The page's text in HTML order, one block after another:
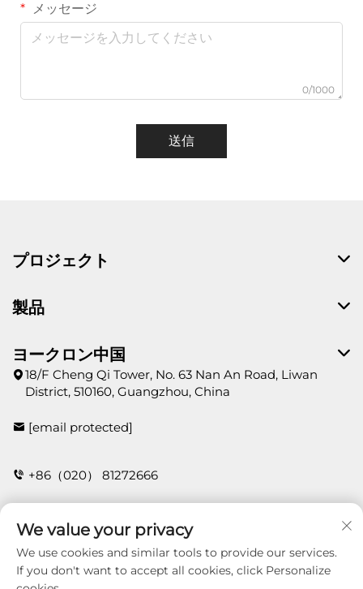
メッセージ
0/1000
送信
プロジェクト
製品
ヨークロン中国
18/F Cheng Qi Tower, No. 63 Nan An Road, Liwan
District, 510160, Guangzhou, China
[email protected]
+86（020） 81272666
お問い合わせ
We value your privacy
We use cookies and similar tools to provide our services.
If you don't want to accept all cookies, click Personalize